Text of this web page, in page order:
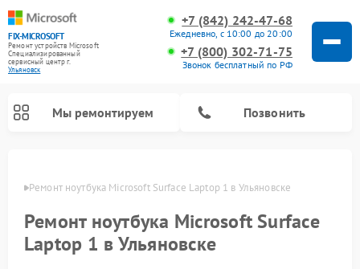
FIX-MICROSOFT
Ремонт устройств Microsoft
Специализированный
cервисный центр г.
Ульяновск
+7 (842) 242-47-68
Ежедневно, с 10:00 до 20:00
+7 (800) 302-71-75
Звонок бесплатный по РФ
Мы ремонтируем Позвонить
Ремонт ноутбука Microsoft Surface Laptop 1 в Ульяновске
Ремонт ноутбука Microsoft Surface
Laptop 1 в Ульяновске